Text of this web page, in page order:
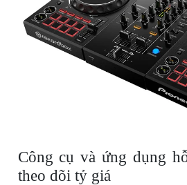
Công cụ và ứng dụng
theo dõi tỷ giá